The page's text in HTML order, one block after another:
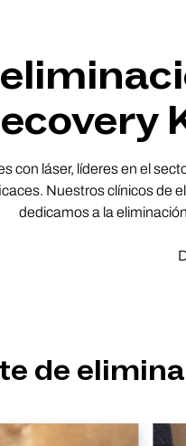
con láser, líderes en el
Nuestros clínicos de
dedicamos a la
de